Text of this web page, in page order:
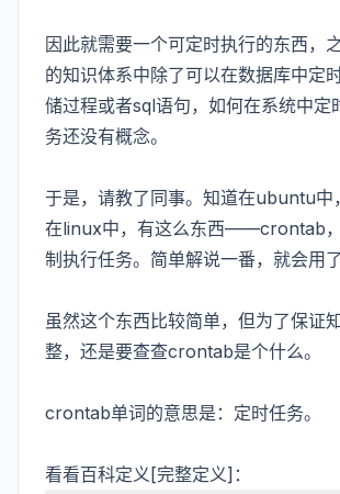
因此就需要一个可定时执行的东西，
的知识体系中除了可以在数据库中定
储过程或者sql语句，如何在系统中定
务还没有概念。
于是，请教了同事。知道在ubuntu中
在linux中，有这么东西——crontab
制执行任务。简单解说一番，就会用了
虽然这个东西比较简单，但为了保证
整，还是要查查crontab是个什么。
crontab单词的意思是：定时任务。
看看百科定义[完整定义]：